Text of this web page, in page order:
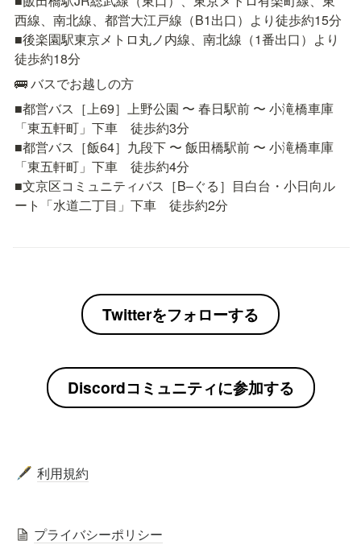
西線、南北線、都営大江戸線（B1出口）より徒歩約15分
■後楽園駅東京メトロ丸ノ内線、南北線（1番出口）より
徒歩約18分
🚌 バスでお越しの方
■都営バス［上69］上野公園 〜 春日駅前 〜 小滝橋車庫
「東五軒町」下車　徒歩約3分
■都営バス［飯64］九段下 〜 飯田橋駅前 〜 小滝橋車庫
「東五軒町」下車　徒歩約4分
■文京区コミュニティバス［B–ぐる］目白台・小日向ル
ート「水道二丁目」下車　徒歩約2分
Twitterをフォローする
Discordコミュニティに参加する
🖋️ 利用規約
プライバシーポリシー